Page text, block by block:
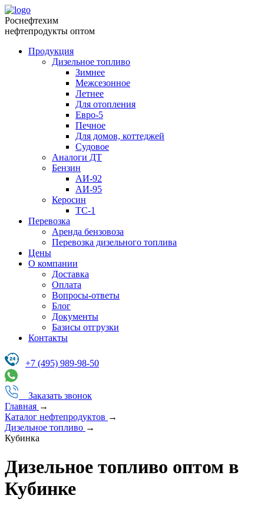
Роснефтехим
нефтепродукты оптом
Продукция
Дизельное топливо
Зимнее
Межсезонное
Летнее
Для отопления
Евро-5
Печное
Для домов, коттеджей
Судовое
Аналоги ДТ
Бензин
АИ-92
АИ-95
Керосин
ТС-1
Перевозка
Аренда бензовоза
Перевозка дизельного топлива
Цены
О компании
Доставка
Оплата
Вопросы-ответы
Блог
Документы
Базисы отгрузки
Контакты
+7 (495) 989-98-50
Заказать звонок
Главная →
Каталог нефтепродуктов →
Дизельное топливо →
Кубинка
Дизельное топливо оптом в
Кубинке